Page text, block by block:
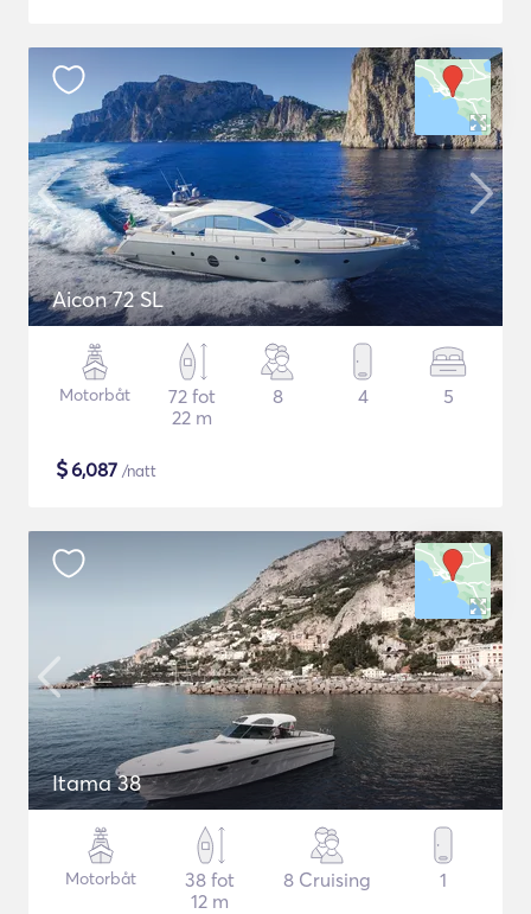
Aicon 72 SL
Motorbåt
72 fot
22 m
8 4 5
$6,087 /natt
Itama 38
Motorbåt
38 fot
12 m
8 Cruising 1